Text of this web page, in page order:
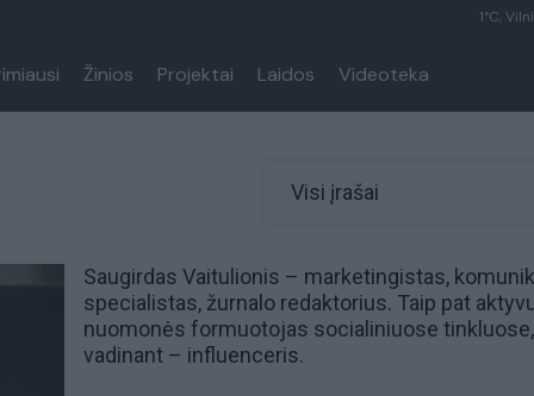
1°C,
Žinios Projektai Laidos Videoteka
Visi įrašai
Saugirdas Vaitulionis – marketingistas,
specialistas, žurnalo redaktorius. Taip pat
nuomonės formuotojas socialiniuose
vadinant – influenceris.